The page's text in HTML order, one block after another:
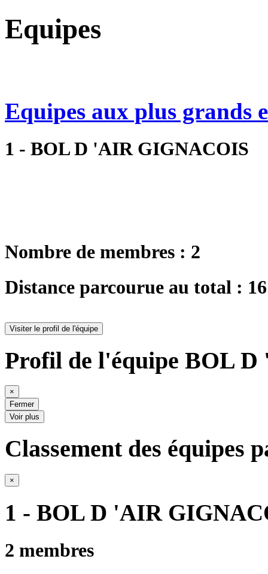
Equipes
Equipes aux plus grands
1 - BOL D 'AIR GIGNACOIS
Nombre de membres : 2
Distance parcourue au total :
Visiter le profil de l'équipe
Profil de l'équipe BOL
×
Fermer
Voir plus
Classement des équipes
×
1 - BOL D 'AIR
2 membres